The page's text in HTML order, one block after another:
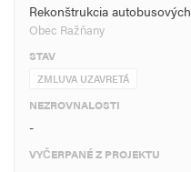
Rekonštrukcia
Obec Ražňany
STAV
ZMLUVA UZAVRETÁ
NEZROVNALOSTI
-
VYČERPANÉ Z PROJEKTU